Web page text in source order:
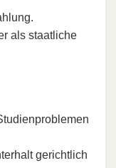
als staatliche
gerichtlich